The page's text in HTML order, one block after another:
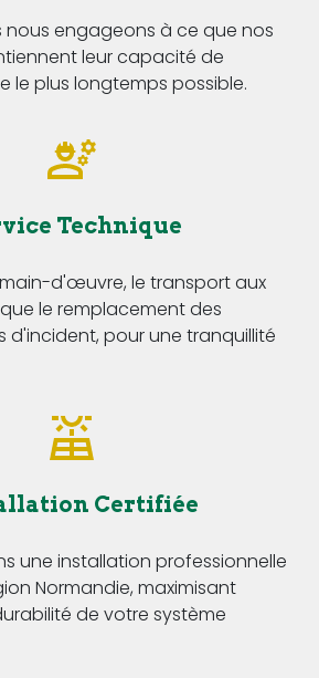
nous engageons à ce que nos
leur capacité de
le plus longtemps possible.
Technique
d'œuvre, le transport aux
le remplacement des
d'incident, pour une tranquillité
Certifiée
une installation professionnelle
Normandie, maximisant
de votre système